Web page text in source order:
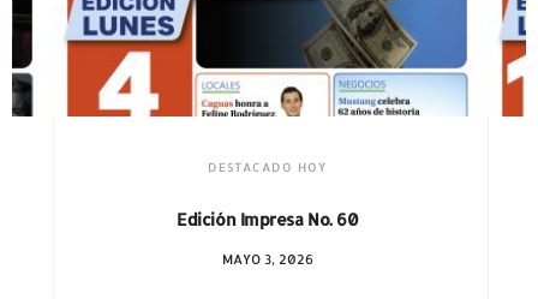
DESTACADO HOY
Edición Impresa No. 59
ABRIL 12, 2026